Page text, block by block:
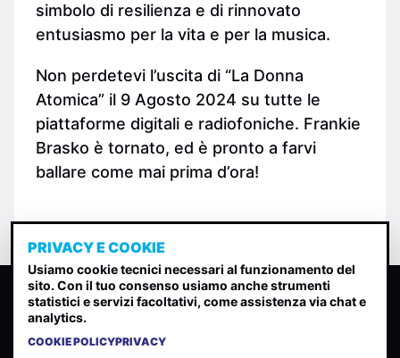
simbolo di resilienza e di rinnovato
entusiasmo per la vita e per la musica.
Non perdetevi l’uscita di “La Donna
Atomica” il 9 Agosto 2024 su tutte le
piattaforme digitali e radiofoniche. Frankie
Brasko è tornato, ed è pronto a farvi
ballare come mai prima d’ora!
CLASSIFICA INDIE
Classifica per indice di gradimento generata dall analisi di
PRIVACY E COOKIE
Usiamo cookie tecnici necessari al funzionamento del
sito. Con il tuo consenso usiamo anche strumenti
statistici e servizi facoltativi, come assistenza via chat e
analytics.
COOKIE POLICYPRIVACY